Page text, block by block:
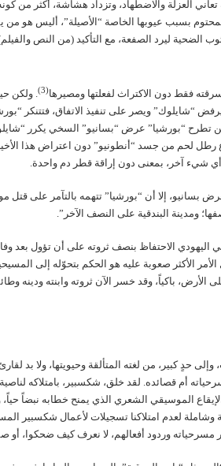
العزلة والاضطهاد، وتزداد هشاشة، أكثر من
بسبب عيوبها الخاصة “الأصيلة”، أليس هو
الضحية ليرد الصفعة، مع التأكيد (من النص
فقط دون الاكتراث لفعلتها ومصيرها(3)
. ولكن
“شايلوك” ويصر على تنفيذ الاتفاق، فتتنكر
تطرح “بورشيا” عرض “بسانيو” السخي يكرر
رطل لحم من جسد “أنطونيو” دون اعتراض هذا
شيء آخر، بمعنى دون إراقة قطر دم واحدة.
بسانيو، إلا أن “بورشيا” تتهمه بالتآمر على
ومدينة البندقية على النصف الآخر”.
اليهودي الاحتفاظ بنصف ثروته على أن تؤول بعد
الأكثر صعوبة عليه هو الحكم بتحوّله إلى
باكياً، وقد خسر الآن ثروته وابنته ودينه
حدٍ كبير، من لغته المتألقة وحيويتها، ولا بد
أم قصائده. لقد خلق، شكسبير، بامتلاكه لناصية
الموسيقي الشعري الذي يمنح خطابه نبضاً
وشاملة لعدم امتلاكنا تسجيلات لأعمال شكسبير
وردود أفعالهم، لا نعرف كيف ضحكوا، أو